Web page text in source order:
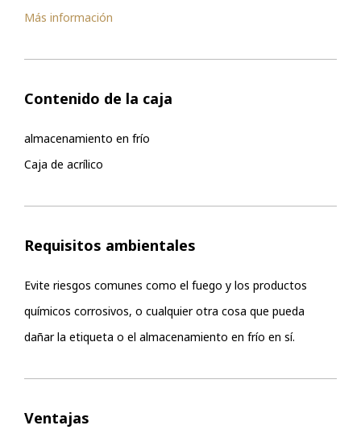
Más información
Contenido de la caja
almacenamiento en frío
Caja de acrílico
Requisitos ambientales
Evite riesgos comunes como el fuego y los productos
químicos corrosivos, o cualquier otra cosa que pueda
dañar la etiqueta o el almacenamiento en frío en sí.
Ventajas